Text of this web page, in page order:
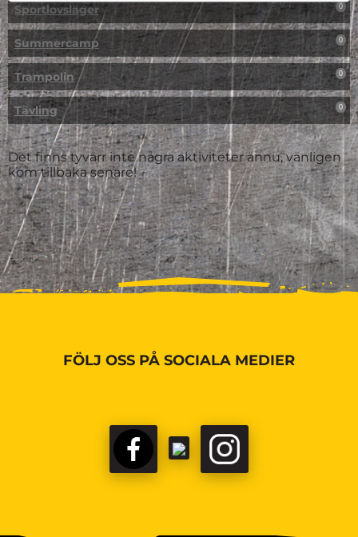
Sportlovsläger 0
Summercamp 0
Trampolin 0
Tävling 0
Det finns tyvärr inte några aktiviteter ännu, vänligen
kom tillbaka senare!
FÖLJ OSS PÅ SOCIALA MEDIER